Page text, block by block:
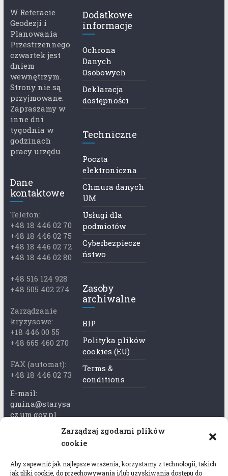
Zarządzaj zgodami plików
cookie
Aby zapewnić jak najlepsze wrażenia, korzystamy z technologii, takich
jak pliki cookie, do przechowywania i/lub uzyskiwania dostępu do
W Referacie
Geodezji i
Planowania
Przestrzennego
czwartek jest
dniem
wewnętrzym.
Strony nie są
przyjmowane.
Zapraszamy w
inne dni
tygodnia w
godzinach
pracy urzędu.
Dane
kontaktowe
Telefon:
+48 18 446 02 70
+48 18 446 02 75
+48 18 446 02 72
+48 18 446 02 80
+48 516 124 928
+48 505 402 274
Zarządzanie
kryzysowe:
+18 446 00 55
+48 665 460 270
FAX (automat):
+48 18 446 02 73
E-mail:
gmina@starysa
cz.um.gov.pl
Adres skrzynki
rytka
Dodatkowe
informacje
Ochrona
Danych
Osobowych
Deklaracja
dostępności
Techniczne
Poczta
elektroniczna
Chmura danych
UM
Usługi dla
podmiotów
Cyberbezpiecze
ństwo
Zasoby
archiwalne
BIP
Polityka plików
cookies (EU)
Terms &
conditions